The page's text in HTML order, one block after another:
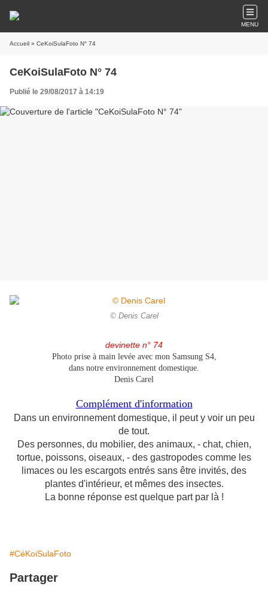
MENU
Accueil » CeKoiSulaFoto N° 74
CeKoiSulaFoto N° 74
Publié le 29/08/2017 à 14:19
© Denis Carel
devinette n° 74
Photo prise à main levée avec mon Samsung S4,
dans notre environnement domestique.
Denis Carel
Complément d'information
Dans un environnement domestique, il peut y voir un peu
de tout.
Des personnes, du mobilier, des animaux, - chat, chien,
tortue, poissons, oiseaux, - des gastropodes comme les
limaces ou les escargots entrés sans être invités, des
plantes d'intérieur, et mêmes des insectes.
La bonne réponse est quelque part par là !
#CéKoiSulaFoto
Partager